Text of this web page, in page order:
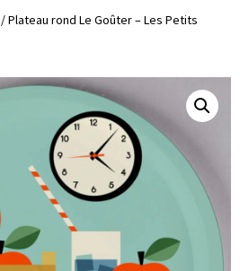
/ Plateau rond Le Goûter – Les Petits